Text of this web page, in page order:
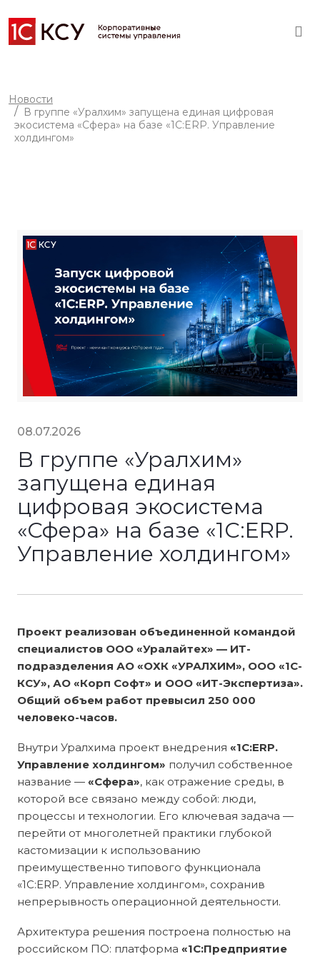
Новости
В группе «Уралхим» запущена единая цифровая
экосистема «Сфера» на базе «1С:ERP. Управление
холдингом»
08.07.2026
В группе «Уралхим»
запущена единая
цифровая экосистема
«Сфера» на базе «1С:ERP.
Управление холдингом»
Проект реализован объединенной командой
специалистов ООО «Уралайтех» — ИТ-
подразделения АО «ОХК «УРАЛХИМ», ООО «1С-
КСУ», АО «Корп Софт» и ООО «ИТ-Экспертиза».
Общий объем работ превысил 250 000
человеко-часов.
Внутри Уралхима проект внедрения «1С:ERP.
Управление холдингом» получил собственное
название — «Сфера», как отражение среды, в
которой все связано между собой: люди,
процессы и технологии. Его ключевая задача —
перейти от многолетней практики глубокой
кастомизации к использованию
преимущественно типового функционала
«1С:ERP. Управление холдингом», сохранив
непрерывность операционной деятельности.
Архитектура решения построена полностью на
российском ПО: платформа «1С:Предприятие